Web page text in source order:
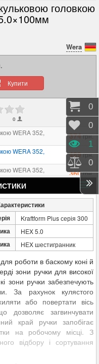
головкою
Wera
Купити
0
WERA 352,
374грн.
WERA 352,
489грн.
WERA 352,
360грн.
WERA 352,
589грн.
WERA 352,
360грн.
WERA 352,
WERA 352,
396
WERA 352,
934грн.
WERA 352,
1 043грн.
WERA 352,
1 195
грн.
WERA 352,
423грн.
WERA 352,
519грн.
WERA 352,
Kraftform Plus серія 300
HEX 5.0
HEX шестигранник
роботи в баскому коні й
зони ручки для високої
зони ручки забезпечують
За рахунок кулястого
або повертати вісь
дозволяє загвинчувати
край ручки запобігає
на робочому місці. З
відбору і сортування
0
0
1
0